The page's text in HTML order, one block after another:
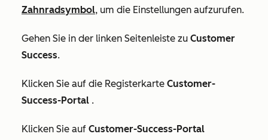
Zahnradsymbol, um die Einstellungen aufzurufen.
Gehen Sie in der linken Seitenleiste zu Customer
Success.
Klicken Sie auf die Registerkarte Customer-
Success-Portal .
Klicken Sie auf Customer-Success-Portal